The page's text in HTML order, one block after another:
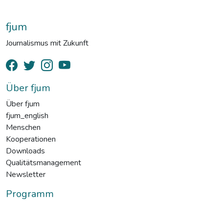
fjum
Journalismus mit Zukunft
Über fjum
Über fjum
fjum_english
Menschen
Kooperationen
Downloads
Qualitätsmanagement
Newsletter
Programm